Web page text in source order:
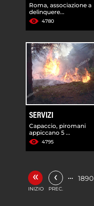
Roma, associazione a
delinquere...
4780
SERVIZI
Capaccio, piromani
appiccano 5 ...
4795
«
INIZIO
‹
PREC.
… 1890